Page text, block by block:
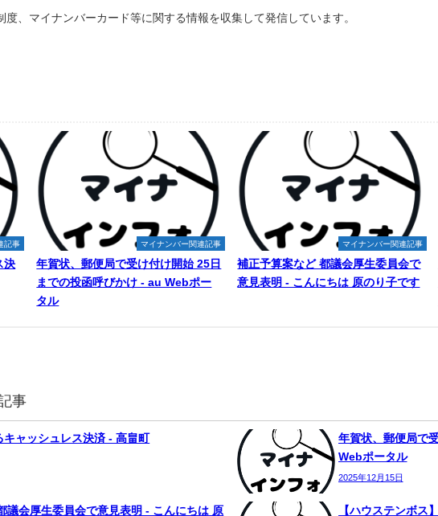
度、マイナンバーカード等に関する情報を収集して発信しています。
記事
決
マイナンバー関連記事
年賀状、郵便局で受け付け開始 25日
までの投函呼びかけ - au Webポー
タル
マイナンバー関連記事
補正予算案など 都議会厚生委員会で
意見表明 - こんにちは 原のり子です
事
キャッシュレス決済 - 高畠町
年賀状、郵便局で
Webポータル
2025年12月15日
議会厚生委員会で意見表明 - こんにちは 原
【ハウステンボス